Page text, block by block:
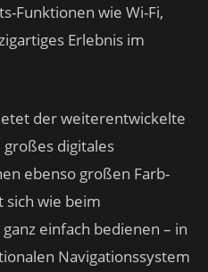
Funktionen wie Wi-Fi,
Erlebnis im
der weiterentwickelte
digitales
ebenso großen Farb-
sich wie beim
einfach bedienen – in
Navigationssystem